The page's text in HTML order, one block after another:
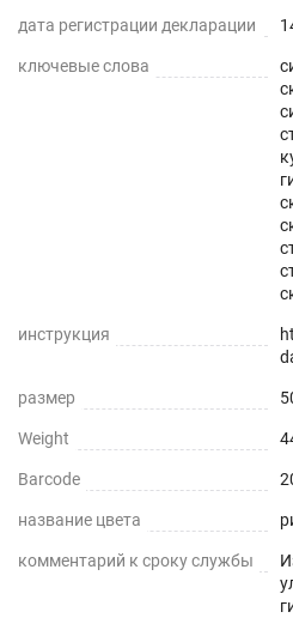
пальцев, пыли, грязи и
Гибкость и матовая
Совмещает высокую
установку даже на
Приглушает звон
Долговечно
До 5 лет использования.
Безопасно
Для людей и животных.
дата регистрации декларации
ключевые слова
инструкция
размер
Weight
Barcode
название цвета
комментарий к сроку службы